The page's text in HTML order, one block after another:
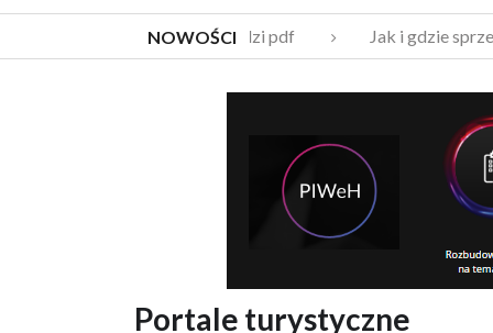
NOWOŚCI
Katalogi narzędzi pdf Jak i gdzie
Portale turystyczne